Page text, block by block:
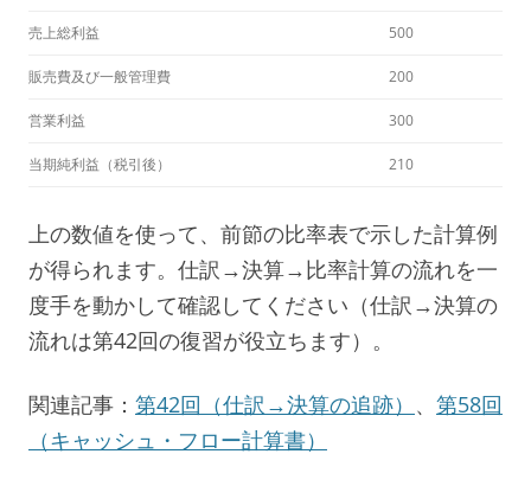
売上総利益 500
販売費及び一般管理費 200
営業利益 300
当期純利益（税引後） 210
上の数値を使って、前節の比率表で示した計算例
が得られます。仕訳→決算→比率計算の流れを一
度手を動かして確認してください（仕訳→決算の
流れは第42回の復習が役立ちます）。
関連記事： 第42回（仕訳→決算の追跡） 、 第58回
（キャッシュ・フロー計算書）